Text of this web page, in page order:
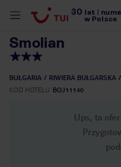
30 lat
w Polsce
Smolian
BUŁGARIA RIWIERA BUŁGARSKA
KOD HOTELU BOJ11140
Ups, ta